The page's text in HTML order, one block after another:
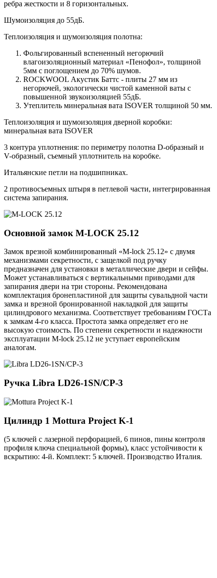
ребра жесткости и 8 горизонтальных.
Шумоизоляция до 55дБ.
Теплоизоляция и шумоизоляция полотна:
Фольгированный вспененный негорючий
влагоизоляционный материал «Пенофол», толщиной
5мм с поглощением до 70% шумов.
ROCKWOOL Акустик Баттс - плиты 27 мм из
негорючей, экологически чистой каменной ваты с
повышенной звукоизоляцией 55дБ.
Утеплитель минеральная вата ISOVER толщиной 50 мм.
Теплоизоляция и шумоизоляция дверной коробки:
минеральная вата ISOVER
3 контура уплотнения: по периметру полотна D-образный и
V-образный, съемный уплотнитель на коробке.
Итальянские петли на подшипниках.
2 противосъемных штыря в петлевой части, интегрированная
система запирания.
Основной замок M-LOCK 25.12
Замок врезной комбинированный «M-lock 25.12» с двумя
механизмами секретности, с защелкой под ручку
предназначен для установки в металлические двери и сейфы.
Может устанавливаться с вертикальными приводами для
запирания двери на три стороны. Рекомендована
комплектация бронепластиной для защиты сувальдной части
замка и врезной бронированной накладкой для защиты
цилиндрового механизма. Соответствует требованиям ГОСТа
к замкам 4-го класса. Простота замка определяет его не
высокую стоимость. По степени секретности и надежности
эксплуатации M-lock 25.12 не уступает европейским
аналогам.
Ручка Libra LD26-1SN/CP-3
Цилиндр 1 Mottura Project K-1
(5 ключей с лазерной перфорацией, 6 пинов, пины контроля
профиля ключа специальной формы), класс устойчивости к
вскрытию: 4-й. Комплект: 5 ключей. Производство Италия.